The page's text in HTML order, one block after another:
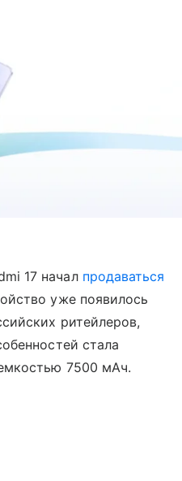
17 начал продаваться
уже появилось
ритейлеров,
стала
7500 мАч.